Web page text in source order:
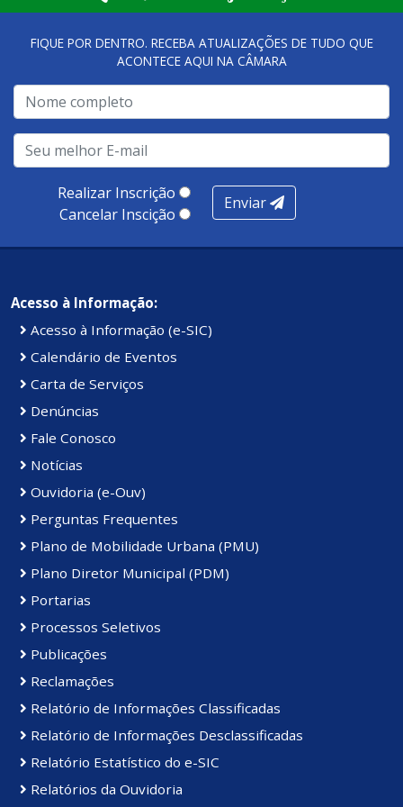
qualidade dos atendimentos prestados nesses espaços.
A metodologia de avaliação se concentra em 7 pilares:
qualidade no atendimento remoto, gestão, oferta /
realização de soluções, ambiente de negócios,
infraestrutura, presença digital e cobertura e
produtividade. Somados, todos as categorias totalizam
Kennedy.
FIQUE POR DENTRO. RECEBA ATUALIZAÇÕES DE TUDO QUE
ACONTECE AQUI NA CÂMARA
Realizar Inscrição
Cancelar Inscição
Enviar
Acesso à Informação:
Acesso à Informação (e-SIC)
Calendário de Eventos
Carta de Serviços
Denúncias
Fale Conosco
Notícias
Ouvidoria (e-Ouv)
Perguntas Frequentes
Plano de Mobilidade Urbana (PMU)
Plano Diretor Municipal (PDM)
Portarias
Processos Seletivos
Publicações
Reclamações
Relatório de Informações Classificadas
Relatório de Informações Desclassificadas
Relatório Estatístico do e-SIC
Relatórios da Ouvidoria